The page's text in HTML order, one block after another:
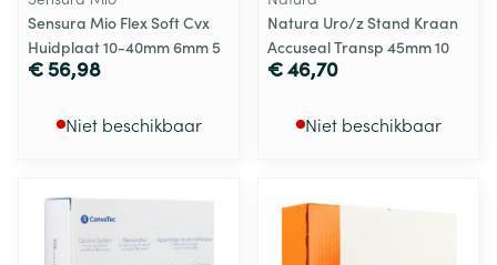
Sensura Mio Flex Soft Cvx
Huidplaat 10-40mm 6mm 5
€ 56,98
Niet beschikbaar
Natura Uro/z Stand Kraan
Accuseal Transp 45mm 10
€ 46,70
Niet beschikbaar